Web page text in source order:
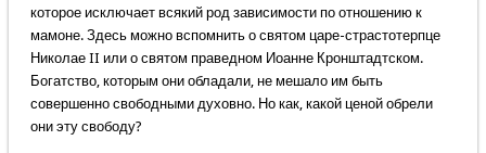
которое исключает всякий род зависимости по отношению к
мамоне. Здесь можно вспомнить о святом царе-страстотерпце
Николае II или о святом праведном Иоанне Кронштадтском.
Богатство, которым они обладали, не мешало им быть
совершенно свободными духовно. Но как, какой ценой обрели
они эту свободу?